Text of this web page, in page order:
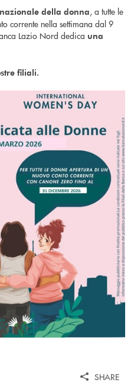
della donna, a tutte le
corrente nella settimana dal 9
Lazio Nord dedica una
filiali.
SHARE